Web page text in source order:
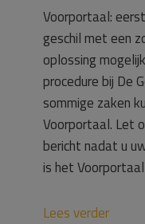
Voorportaal:
geschil met een
oplossing
procedure bij De
sommige zaken
Voorportaal. Let
bericht nadat u
is het
Lees verder